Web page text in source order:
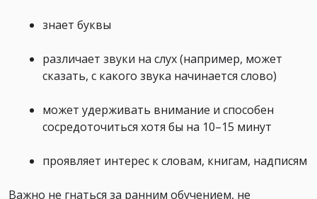
знает буквы
различает звуки на слух (например, может
сказать, с какого звука начинается слово)
может удерживать внимание и способен
сосредоточиться хотя бы на 10–15 минут
проявляет интерес к словам, книгам, надписям
Важно не гнаться за ранним обучением, не